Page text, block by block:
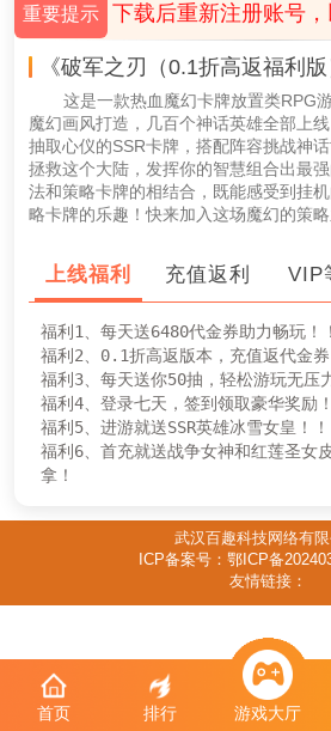
重要提示 下载后重新注册账号，
《破军之刃（0.1折高返福利
这是一款热血魔幻卡牌放置类RPG
魔幻画风打造，几百个神话英雄全部上
抽取心仪的SSR卡牌，搭配阵容挑战神
拯救这个大陆，发挥你的智慧组合出最
法和策略卡牌的相结合，既能感受到挂
略卡牌的乐趣！快来加入这场魔幻的策略
上线福利 充值返利 VIP
福利1、每天送6480代金券助力畅玩！
福利2、0.1折高返版本，充值返代金券
福利3、每天送你50抽，轻松游玩无压力
福利4、登录七天，签到领取豪华奖励！
福利5、进游就送SSR英雄冰雪女皇！！
福利6、首充就送战争女神和红莲圣女
拿！
武汉百趣科技网络有限
ICP备案号：鄂ICP备
友情链接：
首页 排行 游戏大厅